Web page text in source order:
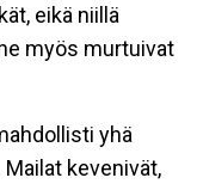
eikä niillä
myös murtuivat
yhä
kevenivät,